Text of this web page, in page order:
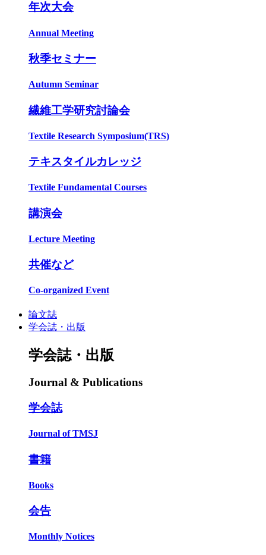
年次大会
Annual Meeting
秋季セミナー
Autumn Seminar
繊維工学研究討論会
Textile Research Symposium(TRS)
テキスタイルカレッジ
Textile Fundamental Courses
講演会
Lecture Meeting
共催など
Co-organized Event
論文誌
学会誌・出版
学会誌・出版
Journal & Publications
学会誌
Journal of TMSJ
書籍
Books
会告
Monthly Notices